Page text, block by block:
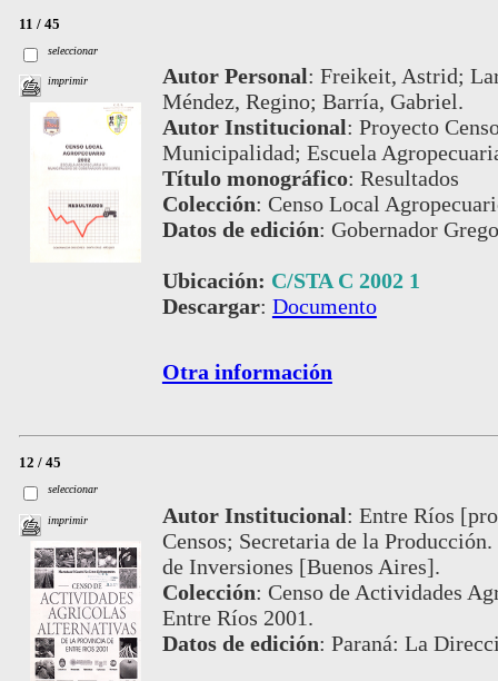
11 / 45
seleccionar
imprimir Autor Personal: Freikeit, Astrid;
Méndez, Regino; Barría, Gabriel.
Autor Institucional: Proyecto
Municipalidad; Escuela
Título monográfico: Resultados
Colección: Censo Local
Datos de edición: Gobernador
Ubicación: C/STA C 2002 1
Descargar: Documento
Otra información
12 / 45
seleccionar
imprimir Autor Institucional: Entre Ríos
Censos; Secretaria de la
de Inversiones [Buenos Aires].
Colección: Censo de Actividades
Entre Ríos 2001.
Datos de edición: Paraná: La